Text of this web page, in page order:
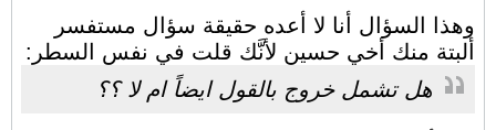
وهذا السؤال أنا لا أعده حقيقة سؤال مستفسر
ألبتة منك أخي حسين لأنَّك قلت في نفس السطر:
هل تشمل خروج بالقول ايضاً ام لا ؟؟